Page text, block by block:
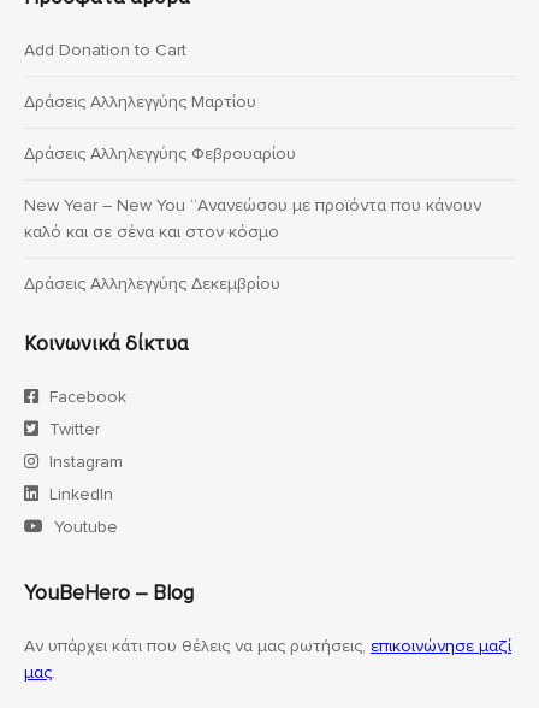
Add Donation to Cart
Δράσεις Αλληλεγγύης Μαρτίου
Δράσεις Αλληλεγγύης Φεβρουαρίου
New Year – New You “Ανανεώσου με προϊόντα που κάνουν
καλό και σε σένα και στον κόσμο
Δράσεις Αλληλεγγύης Δεκεμβρίου
Κοινωνικά δίκτυα
Facebook
Twitter
Instagram
LinkedIn
Youtube
YouBeHero – Blog
Αν υπάρχει κάτι που θέλεις να μας ρωτήσεις, επικοινώνησε μαζί
μας.